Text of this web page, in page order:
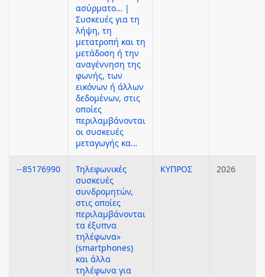
ασύρματο… |
Συσκευές για τη
λήψη, τη
μετατροπή και τη
μετάδοση ή την
αναγέννηση της
φωνής, των
εικόνων ή άλλων
δεδομένων, στις
οποίες
περιλαμβάνονται
οι συσκευές
μεταγωγής κα…
--85176990
Τηλεφωνικές
συσκευές
συνδρομητών,
στις οποίες
περιλαμβάνονται
τα έξυπνα
τηλέφωνα»
(smartphones)
και άλλα
τηλέφωνα για
ΚΥΠΡΟΣ 2026